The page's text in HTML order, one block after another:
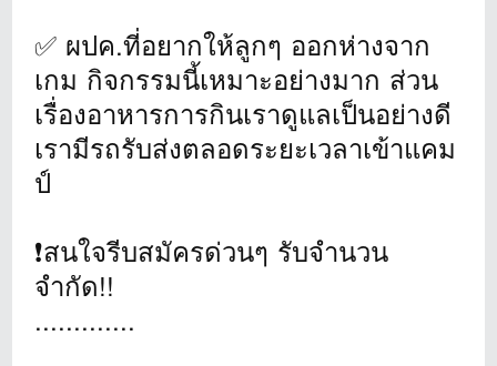
✅ ผปค.ที่อยากให้ลูกๆ ออกห่างจาก
เกม กิจกรรมนี้เหมาะอย่างมาก ส่วน
เรื่องอาหารการกินเราดูแลเป็นอย่างดี
เรามีรถรับส่งตลอดระยะเวลาเข้าแคม
ป์
❗สนใจรีบสมัครด่วนๆ รับจำนวน
จำกัด!!
.............